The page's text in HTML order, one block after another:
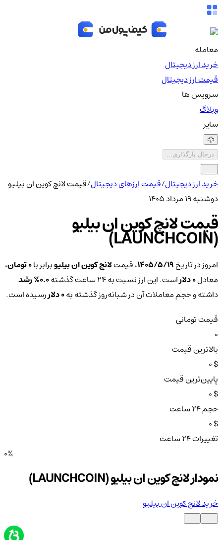
معامله
خرید ارز دیجیتال
قیمت ارز دیجیتال
سرویس ها
وبلاگ
سایر
درحال بارگذاری...
خرید ارز دیجیتال/قیمت ارزهای دیجیتال/قیمت لانچ کوین ان بیلیو
دوشنبه ۱۹ مرداد ۱۴۰۵
قیمت لانچ کوین ان بیلیو
(LAUNCHCOIN)
امروز در تاریخ۱۴۰۵/۵/۱۹، قیمتلانچ کوین ان بیلیوبرابر با0 تومان
،
معادل0 دلار است. این ارز نسبت به ۲۴ ساعت گذشته 0.0% رشد
داشته و حجم معاملات آن در شبانه‌روز گذشته به0 دلار
رسیده است.
قیمت تومانی
بالاترین قیمت
$ 0
پایین‌ترین قیمت
$ 0
حجم ۲۴ ساعت
$ 0
تغییرات ۲۴ ساعت
0%
نمودار لانچ کوین ان بیلیو (LAUNCHCOIN)
خرید لانچ کوین ان بیلیو